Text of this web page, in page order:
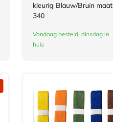
kleurig Blauw/Bruin maat
340
Vandaag besteld, dinsdag in
huis